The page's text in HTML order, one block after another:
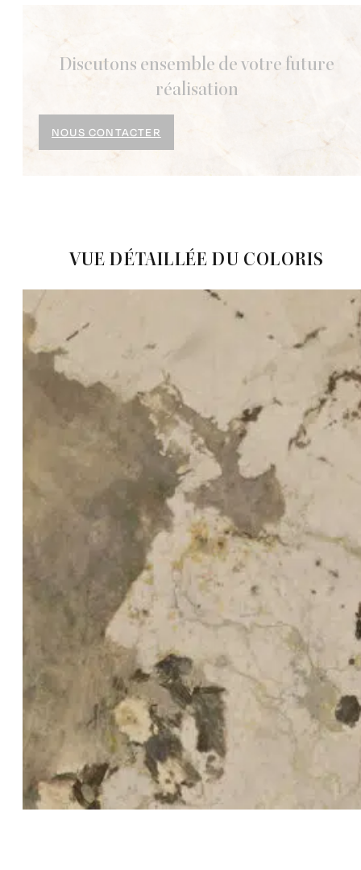
Discutons ensemble de votre future
réalisation
NOUS CONTACTER
VUE DÉTAILLÉE DU COLORIS